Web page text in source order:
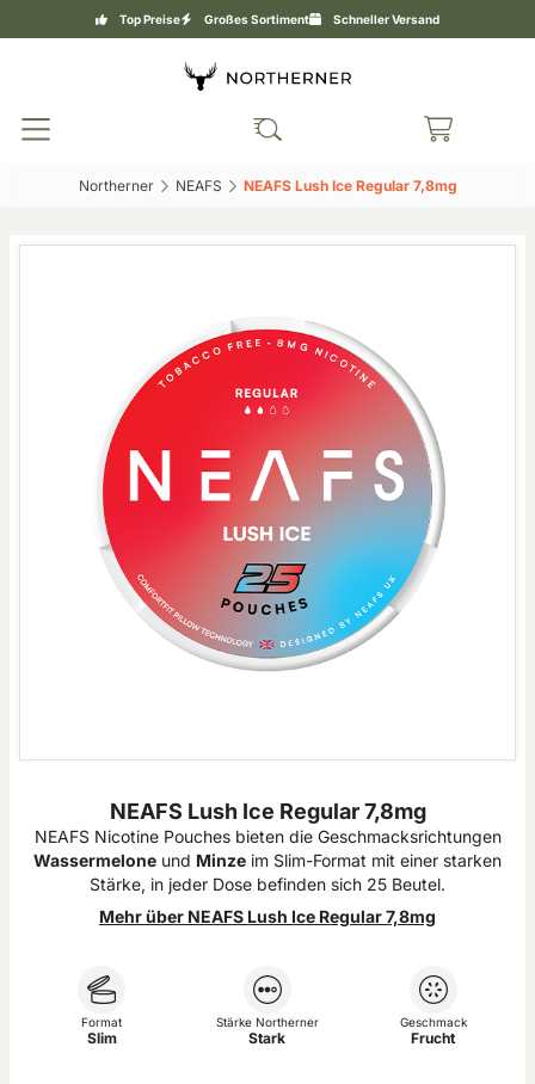
Top Preise Großes Sortiment Schneller Versand
Northerner‎ NEAFS‎ NEAFS Lush Ice Regular 7,8mg‎
NEAFS Lush Ice Regular 7,8mg
NEAFS Nicotine Pouches bieten die Geschmacksrichtungen
Wassermelone und Minze im Slim-Format mit einer starken
Stärke, in jeder Dose befinden sich 25 Beutel.
Mehr über NEAFS Lush Ice Regular 7,8mg
Format
Slim
Stärke Northerner
Stark
Geschmack
Frucht